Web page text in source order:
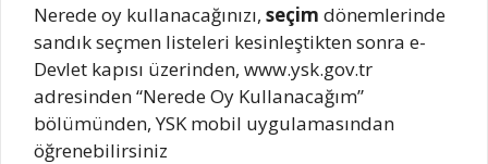
Nerede oy kullanacağınızı, seçim dönemlerinde
sandık seçmen listeleri kesinleştikten sonra e-
Devlet kapısı üzerinden, www.ysk.gov.tr
adresinden “Nerede Oy Kullanacağım”
bölümünden, YSK mobil uygulamasından
öğrenebilirsiniz